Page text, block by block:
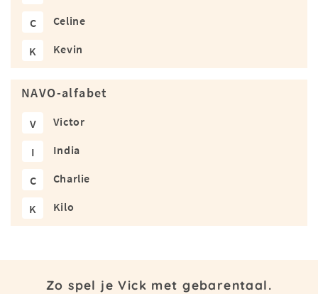
C
Celine
K Kevin
NAVO-alfabet
V Victor
I India
C Charlie
K Kilo
Zo spel je Vick met gebarentaal.